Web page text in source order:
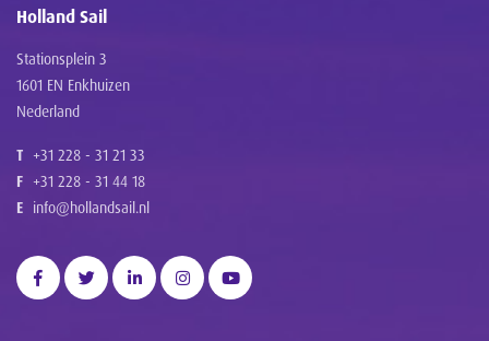
Holland Sail
Stationsplein 3
1601 EN Enkhuizen
Nederland
T +31 228 - 31 21 33
F +31 228 - 31 44 18
E info@hollandsail.nl